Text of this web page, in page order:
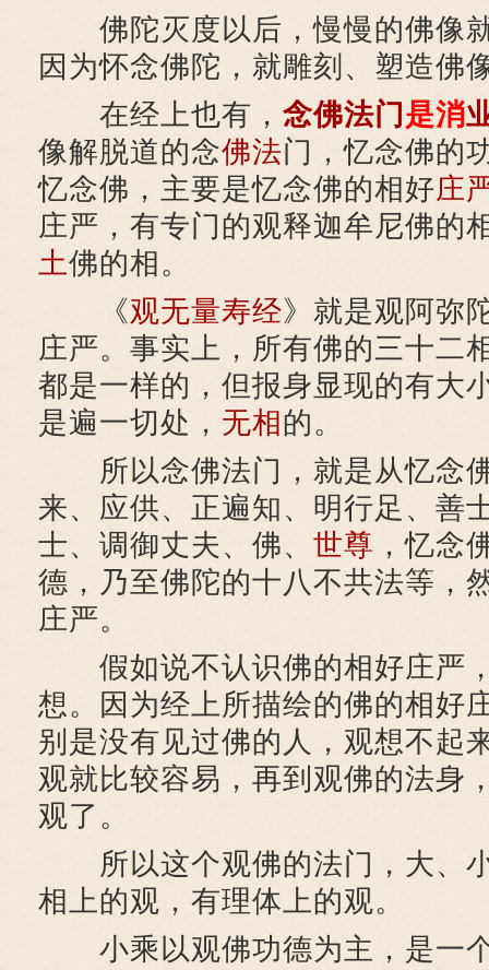
佛陀灭度以后，慢慢的佛像
因为怀念佛陀，就雕刻、塑造佛
在经上也有， 念佛法门 是消
像解脱道的念佛法门，忆念佛的
忆念佛，主要是忆念佛的相好庄
庄严，有专门的观释迦牟尼佛的
土佛的相。
《观无量寿经》就是观阿弥
庄严。事实上，所有佛的三十二
都是一样的，但报身显现的有大
是遍一切处， 无相的。
所以念佛法门，就是从忆念
来、应供、正遍知、明行足、善
士、调御丈夫、佛、 世尊 ，忆念
德，乃至佛陀的十八不共法等，
庄严。
假如说不认识佛的相好庄严
想。因为经上所描绘的佛的相好
别是没有见过佛的人，观想不起
观就比较容易，再到观佛的法身
观了。
所以这个观佛的法门，大、
相上的观，有理体上的观。
小乘以观佛功德为主，是一